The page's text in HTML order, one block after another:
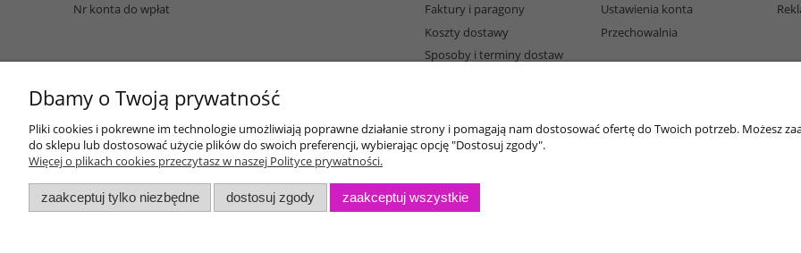
Nr konta do wpłat
Faktury i paragony
Koszty dostawy
Sposoby i terminy dostaw
Ustawienia konta
Przechowalnia
Dbamy o Twoją prywatność
Pliki cookies i pokrewne im technologie umożliwiają poprawne działanie strony i pomagają nam dostosować ofertę do Twoich potrzeb. Możesz
do sklepu lub dostosować użycie plików do swoich preferencji, wybierając opcję "Dostosuj zgody".
Więcej o plikach cookies przeczytasz w naszej Polityce prywatności.
zaakceptuj tylko niezbędne dostosuj zgody zaakceptuj wszystkie